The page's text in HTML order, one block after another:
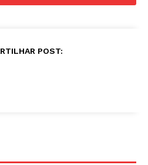
POST: